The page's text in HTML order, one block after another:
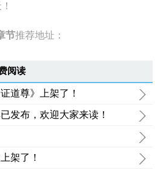
节推荐地址：
阅读
道尊》上架了！
发布，欢迎大家来读！
架了！